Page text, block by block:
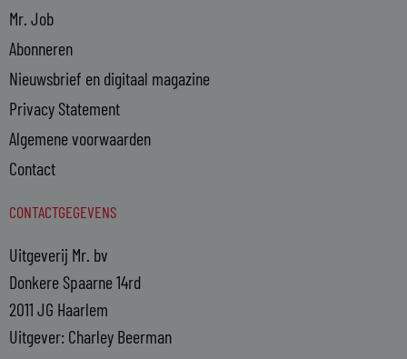
Mr. Job
Abonneren
Nieuwsbrief en digitaal magazine
Privacy Statement
Algemene voorwaarden
Contact
CONTACTGEGEVENS
Uitgeverij Mr. bv
Donkere Spaarne 14rd
2011 JG Haarlem
Uitgever: Charley Beerman